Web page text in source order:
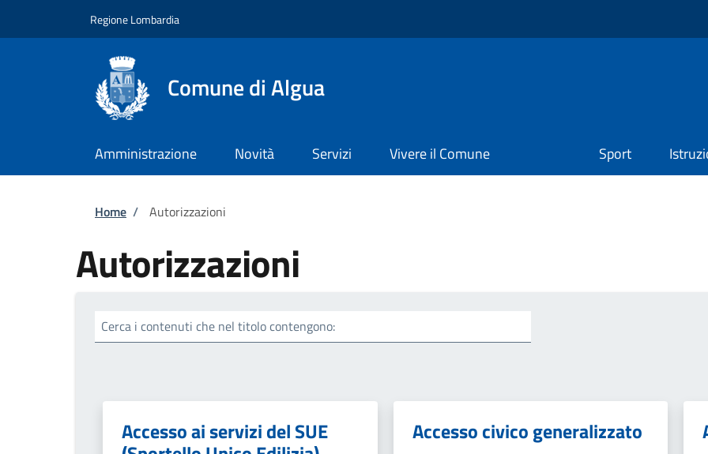
Regione Lombardia
Comune di Algua
Amministrazione Novità Servizi Vivere il Comune Sport
Briciole di pane
Home / Autorizzazioni
Autorizzazioni
Cerca i contenuti che nel titolo contengono:
Accesso ai servizi del SUE Accesso civico generalizzato